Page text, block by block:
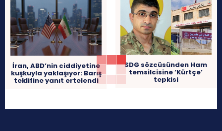
İran, ABD’nin ciddiyetine
kuşkuyla yaklaşıyor: Barış
teklifine yanıt ertelendi
SDG sözcüsünden Ham
temsilcisine ‘Kürtçe’
tepkisi